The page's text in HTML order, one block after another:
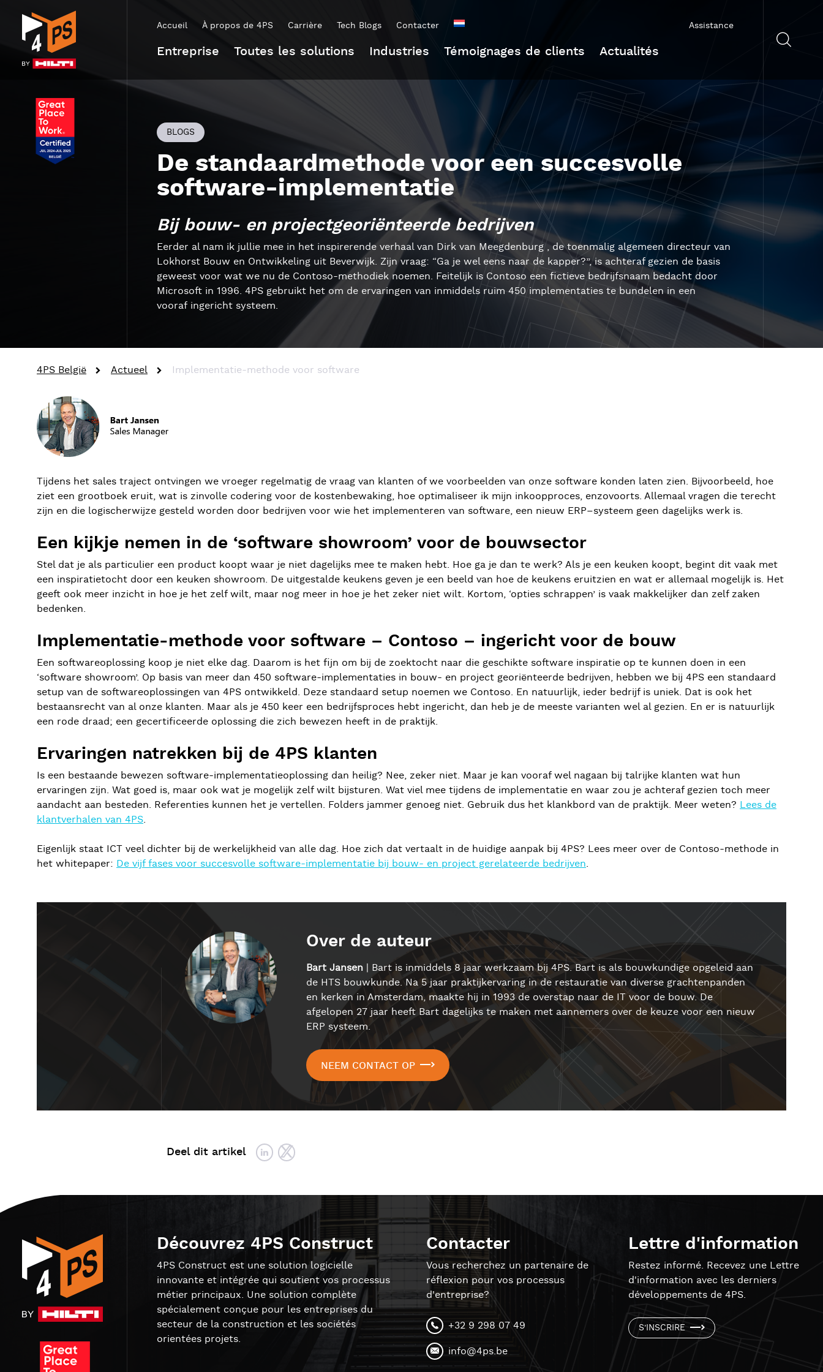
Accueil À propos de 4PS Carrière Tech Blogs Contacter
Entreprise Toutes les solutions Industries Témoignages de clients Actualités
Assistance
BLOGS
De standaardmethode voor een succesvolle
software-implementatie
Bij bouw- en projectgeoriënteerde bedrijven
Eerder al nam ik jullie mee in het inspirerende verhaal van Dirk van Meegdenburg , de toenmalig algemeen directeur van
Lokhorst Bouw en Ontwikkeling uit Beverwijk. Zijn vraag: “Ga je wel eens naar de kapper?”, is achteraf gezien de basis
geweest voor wat we nu de Contoso-methodiek noemen. Feitelijk isContoso een fictieve bedrijfsnaam bedacht door
Microsoft in 1996. 4PS gebruikt het om de ervaringen van inmiddels ruim 450 implementaties te bundelen in een
vooraf ingericht systeem.
4PS België Actueel Implementatie-methode voor software
Tijdens het sales traject ontvingen we vroeger regelmatig de vraag van klanten of we voorbeelden van onze software konden laten zien. Bijvoorbeeld, hoe
ziet een grootboek eruit, wat is zinvolle codering voor de kostenbewaking, hoe optimaliseer ik mijn inkoopproces, enzovoorts. Allemaal vragen die terecht
zijn en die logischerwijze gesteld worden door bedrijven voor wie het implementeren van software, een nieuw ERP–systeem geen dagelijks werk is.
Een kijkje nemen in de ‘software showroom’ voor de bouwsector
Stel dat je als particulier een product koopt waar je niet dagelijks mee te maken hebt. Hoe ga je dan te werk? Als je een keuken koopt, begint dit vaak met
een inspiratietocht door een keuken showroom. De uitgestalde keukens geven je een beeld van hoe de keukens eruitzien en wat er allemaal mogelijk is. Het
geeft ook meer inzicht in hoe je het zelf wilt, maar nog meer in hoe je het zeker niet wilt. Kortom, ‘opties schrappen’ is vaak makkelijker dan zelf zaken
bedenken.
Implementatie-methode voor software – Contoso – ingericht voor de bouw
Een softwareoplossing koop je niet elke dag. Daarom is het fijn om bij de zoektocht naar die geschikte software inspiratie op te kunnen doen in een
‘software showroom’. Op basis van meer dan 450 software-implementaties in bouw- en project georiënteerde bedrijven, hebben we bij 4PS een standaard
setup van de softwareoplossingen van 4PS ontwikkeld. Deze standaard setup noemen we Contoso. En natuurlijk, ieder bedrijf is uniek. Dat is ook het
bestaansrecht van al onze klanten. Maar als je 450 keer een bedrijfsproces hebt ingericht, dan heb je de meeste varianten wel al gezien. En er is natuurlijk
een rode draad; een gecertificeerde oplossing die zich bewezen heeft in de praktijk.
Ervaringen natrekken bij de 4PS klanten
Is een bestaande bewezen software-implementatieoplossing dan heilig? Nee, zeker niet. Maar je kan vooraf wel nagaan bij talrijke klanten wat hun
ervaringen zijn. Wat goed is, maar ook wat je mogelijk zelf wilt bijsturen. Wat viel mee tijdens de implementatie en waar zou je achteraf gezien toch meer
aandacht aan besteden. Referenties kunnen het je vertellen. Folders jammer genoeg niet. Gebruik dus het klankbord van de praktijk. Meer weten? Lees de
klantverhalen van 4PS.
Eigenlijk staat ICT veel dichter bij de werkelijkheid van alle dag. Hoe zich dat vertaalt in de huidige aanpak bij 4PS? Lees meer over de Contoso-methode in
het whitepaper: De vijf fases voor succesvolle software-implementatie bij bouw- en project gerelateerde bedrijven.
Over de auteur
Bart Jansen | Bart is inmiddels 8 jaar werkzaam bij 4PS. Bart is als bouwkundige opgeleid aan
de HTS bouwkunde. Na 5 jaar praktijkervaring in de restauratie van diverse grachtenpanden
en kerken in Amsterdam, maakte hij in 1993 de overstap naar de IT voor de bouw. De
afgelopen 27 jaar heeft Bart dagelijks te maken met aannemers over de keuze voor een nieuw
ERP systeem.
NEEM CONTACT OP
Deel dit artikel
Découvrez 4PS Construct
4PS Construct est une solution logicielle
innovante et intégrée qui soutient vos processus
métier principaux. Une solution complète
spécialement conçue pour les entreprises du
secteur de la construction et les sociétés
orientées projets.
Contacter
Vous recherchez un partenaire de
réflexion pour vos processus
d'entreprise?
+32 9 298 07 49
info@4ps.be
Lettre d'information
Restez informé. Recevez une Lettre
d'information avec les derniers
développements de 4PS.
S'INSCRIRE